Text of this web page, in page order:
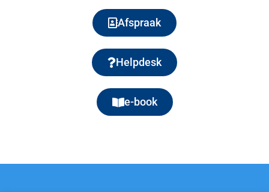
Afspraak
Helpdesk
e-book